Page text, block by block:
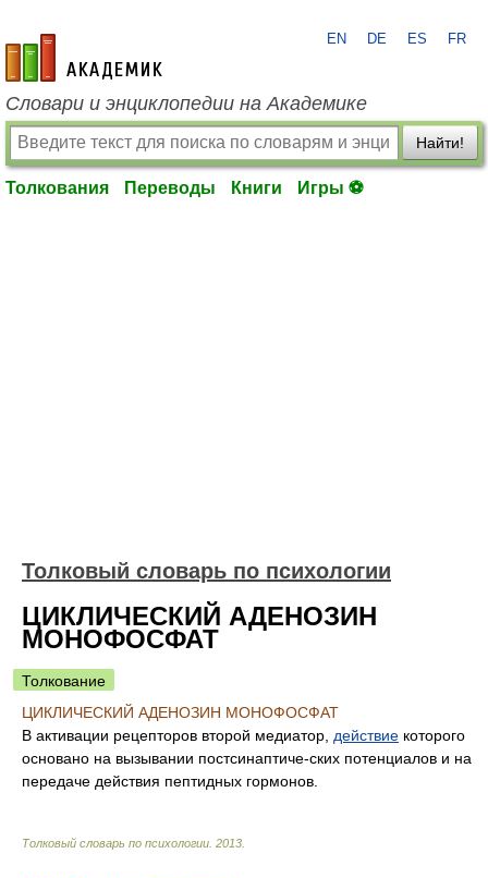
academic.ru
EN DE ES FR
Словари и энциклопедии на Академике
Найти!
Толкования Переводы Книги Игры ⚽
Толковый словарь по психологии
ЦИКЛИЧЕСКИЙ АДЕНОЗИН
МОНОФОСФАТ
Толкование
ЦИКЛИЧЕСКИЙ АДЕНОЗИН МОНОФОСФАТ
В активации рецепторов второй медиатор, действие которого
основано на вызывании постсинаптиче-ских потенциалов и на
передаче действия пептидных гормонов.
Толковый словарь по психологии 2013